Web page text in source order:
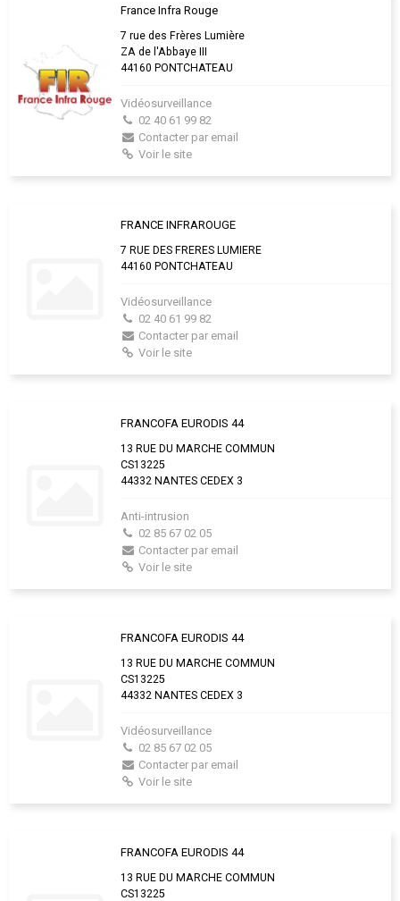
France Infra Rouge
7 rue des Frères Lumière
ZA de l'Abbaye III
44160 PONTCHATEAU
Vidéosurveillance
02 40 61 99 82
Contacter par email
Voir le site
FRANCE INFRAROUGE
7 RUE DES FRERES LUMIERE
44160 PONTCHATEAU
Vidéosurveillance
02 40 61 99 82
Contacter par email
Voir le site
FRANCOFA EURODIS 44
13 RUE DU MARCHE COMMUN
CS13225
44332 NANTES CEDEX 3
Anti-intrusion
02 85 67 02 05
Contacter par email
Voir le site
FRANCOFA EURODIS 44
13 RUE DU MARCHE COMMUN
CS13225
44332 NANTES CEDEX 3
Vidéosurveillance
02 85 67 02 05
Contacter par email
Voir le site
FRANCOFA EURODIS 44
13 RUE DU MARCHE COMMUN
CS13225